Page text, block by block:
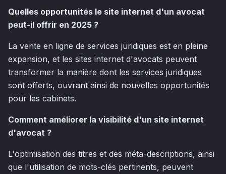
Quelles opportunités le site internet d'un avocat
peut-il offrir en 2025 ?
La vente en ligne de services juridiques est en pleine
expansion, et les sites internet d'avocats peuvent
transformer la manière dont les services juridiques
sont offerts, ouvrant ainsi de nouvelles opportunités
pour les cabinets.
Comment améliorer la visibilité d'un site internet
d'avocat ?
L'optimisation des titres et des méta-descriptions, ainsi
que l'utilisation de mots-clés pertinents, peuvent